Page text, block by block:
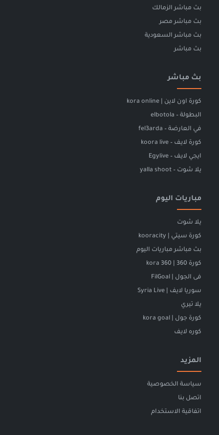
بث مباشر الزمالك
بث مباشر مصر
بث مباشر السعودية
بث مباشر
بث مباشر
كورة اون لاين | kora online
البطولة – elbotola
في العارضة – fel3arda
كورة لايف – koora live
ايجي لايف – Egylive
يلا شوت – yalla shoot
مباريات اليوم
يلا شوت
كورة سيتي | kooracity
بث مباشر مباريات اليوم
كورة 360 | kora 360
فى الجول | FilGoal
سوريا لايف | Syria Live
يلا تيري
كورة جول | kora goal
كوره لايف
المزيد
سياسة الخصوصية
اتصل بنا
اتفاقية الاستخدام